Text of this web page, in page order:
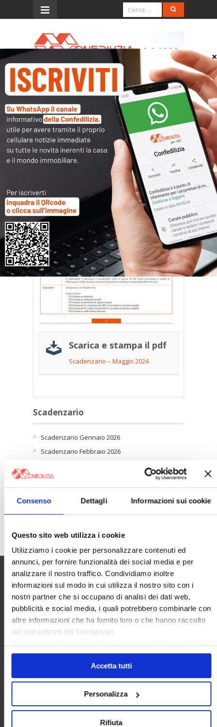
Consenso Dettagli Informazioni sui cookie
Questo sito web utilizza i cookie
Utilizziamo i cookie per personalizzare contenuti ed
annunci, per fornire funzionalità dei social media e per
analizzare il nostro traffico. Condividiamo inoltre
informazioni sul modo in cui utilizza il nostro sito con i
nostri partner che si occupano di analisi dei dati web,
pubblicità e social media, i quali potrebbero combinarle con
altre informazioni che ha fornito loro o che hanno raccolto
dal suo utilizzo dei loro servizi.
solo i cookie necessari.
Accetta tutti
Personalizza
Rifiuta
Menu
Scadenzario Tributario
Maggio 2024
Scarica e stampa il pdf
Scadenzario – Maggio 2024
Scadenzario
Scadenzario Gennaio 2026
Scadenzario Febbraio 2026
Scadenzario Aprile 2026
Scadenzario Giugno 2026
Scadenzario Agosto 2026
Utilità
Disclaimer
Cookie policy
Area riservata